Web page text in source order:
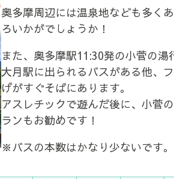
奥多摩周辺には温泉地なども多く
ろいかがでしょうか！
また、奥多摩駅11:30発の小菅の湯
大月駅に出られるバスがある他、
げがすぐそばにあります。
アスレチックで遊んだ後に、小菅
ランもお勧めです！
※バスの本数はかなり少ないです。